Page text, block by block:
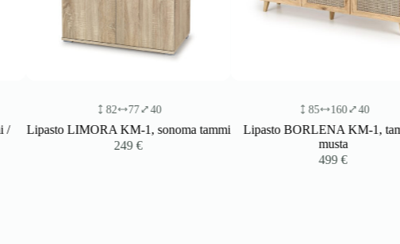
77 40
Lipasto LIMORA KM-1, sonoma tammi
€
160 40
Lipasto BORLENA KM-1, tammi /
musta
€